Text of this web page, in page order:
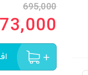
695,000